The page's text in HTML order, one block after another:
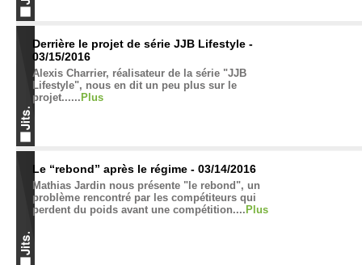
Derrière le projet de série JJB Lifestyle -
03/15/2016
Alexis Charrier, réalisateur de la série "JJB
Lifestyle", nous en dit un peu plus sur le
projet...... Plus
Le “rebond” après le régime - 03/14/2016
Mathias Jardin nous présente "le rebond", un
problème rencontré par les compétiteurs qui
perdent du poids avant une compétition.... Plus